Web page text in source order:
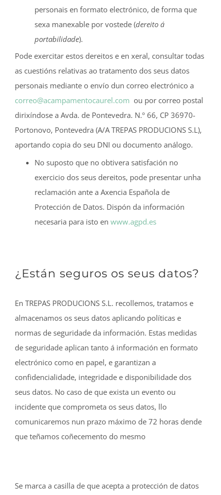
personais en formato electrónico, de forma que
sexa manexable por vostede (dereito á
portabilidade).
Pode exercitar estos dereitos e en xeral, consultar todas
as cuestións relativas ao tratamento dos seus datos
personais mediante o envío dun correo electrónico a
correo@acampamentocaurel.com ou por correo postal
dirixíndose a Avda. de Pontevedra. N.º 66, CP 36970-
Portonovo, Pontevedra (A/A TREPAS PRODUCIONS S.L),
aportando copia do seu DNI ou documento análogo.
No suposto que no obtivera satisfación no
exercicio dos seus dereitos, pode presentar unha
reclamación ante a Axencia Española de
Protección de Datos. Dispón da información
necesaria para isto en www.agpd.es
¿Están seguros os seus datos?
En TREPAS PRODUCIONS S.L. recollemos, tratamos e
almacenamos os seus datos aplicando políticas e
normas de seguridade da información. Estas medidas
de seguridade aplican tanto á información en formato
electrónico como en papel, e garantizan a
confidencialidade, integridade e disponibilidade dos
seus datos. No caso de que exista un evento ou
incidente que comprometa os seus datos, llo
comunicaremos nun prazo máximo de 72 horas dende
que teñamos coñecemento do mesmo
Se marca a casilla de que acepta a protección de datos